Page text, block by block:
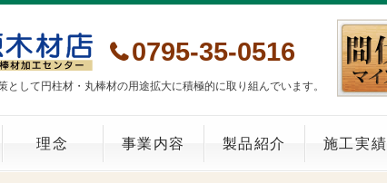
として円柱材・丸棒材の用途拡大に積極的に取り組んでいます。
0795-35-0516
理念 事業内容 製品紹介 施工実績